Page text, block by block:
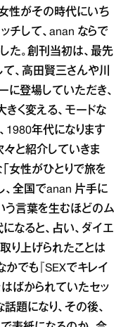
性がその時代にいち
チして、anan ならで
た。創刊当初は、最先
、高田賢三さんや川
に登場していただき、
く変える、モードな
1980年代になります
々と紹介していきま
女性がひとりで旅を
、全国でanan 片手に
う言葉を生むほどのム
なると、占い、ダイエ
り上げられたことは
でも『SEXでキレイ
はばかられていたセッ
題になり、その後、